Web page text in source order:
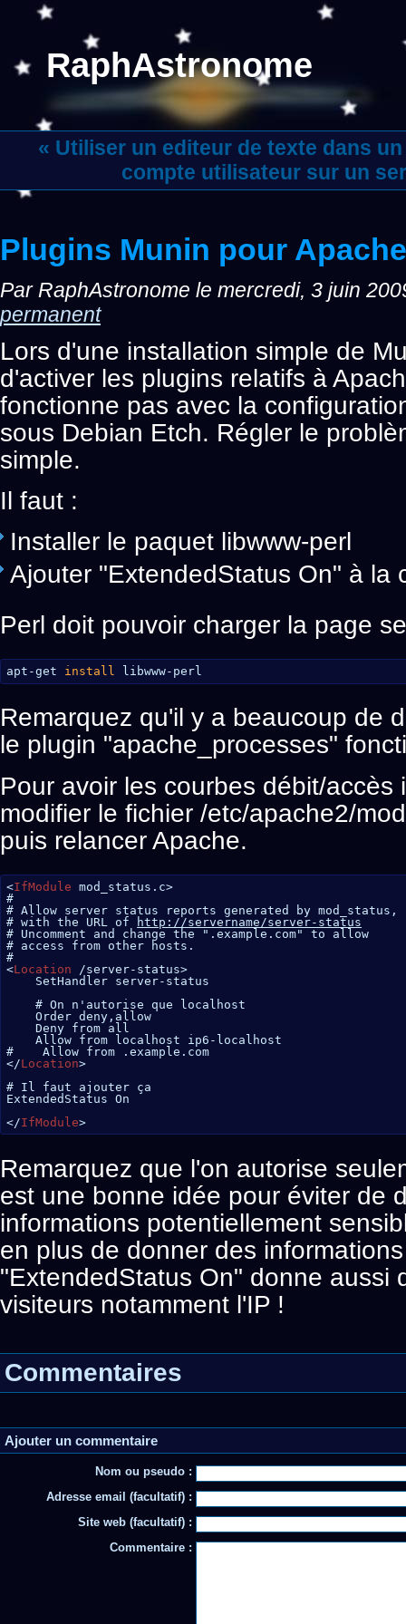
RaphAstronome
« Utiliser un editeur de texte dans
compte utilisateur sur un
Plugins Munin pour Apache
Par RaphAstronome le mercredi, 3 juin
permanent
Lors d'une installation simple de
d'activer les plugins relatifs à
fonctionne pas avec la
sous Debian Etch. Régler le
simple.
Il faut :
Installer le paquet libwww-perl
Ajouter "ExtendedStatus On" à la
Perl doit pouvoir charger la page
apt-get install libwww-perl
Remarquez qu'il y a beaucoup de
le plugin "apache_processes"
Pour avoir les courbes débit/accès
modifier le fichier /etc/apache2/
puis relancer Apache.
<IfModule
mod_status.c>
#
# Allow server status reports generated by mod_status,
# with the URL of
http://servername/server-status
# Uncomment and change the ".example.com" to allow
# access from other hosts.
#
<Location
/server-status>
SetHandler server-status
# On n'autorise que localhost
Order deny,allow
Deny from all
Allow from localhost ip6-localhost
#    Allow from .example.com
</Location>
# Il faut ajouter ça
ExtendedStatus On
</IfModule>
Remarquez que l'on autorise
est une bonne idée pour éviter de
informations potentiellement
en plus de donner des
"ExtendedStatus On" donne aussi
visiteurs notamment l'IP !
Commentaires
Ajouter un commentaire
Nom ou pseudo :
Adresse email (facultatif) :
Site web (facultatif) :
Commentaire :